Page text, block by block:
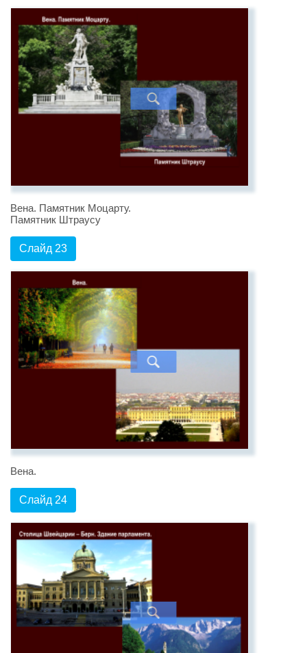
Вена. Памятник Моцарту.
Памятник Штраусу
Слайд 23
Вена.
Слайд 24